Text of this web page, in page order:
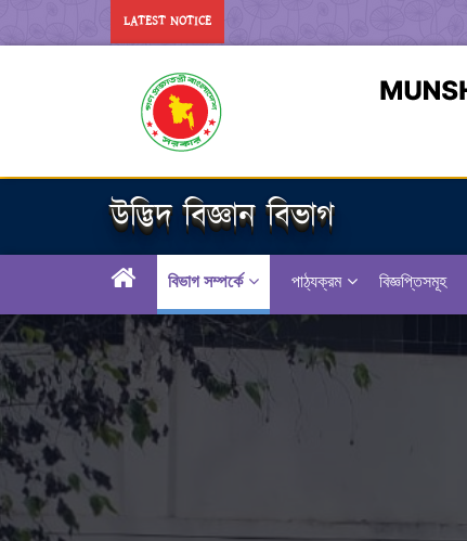
LATEST NOTICE
উদ্ভিদ বিজ্ঞান বিভাগ
বিভাগ সম্পর্কে পাঠ্যক্রম বিজ্ঞপ্তিসমূহ